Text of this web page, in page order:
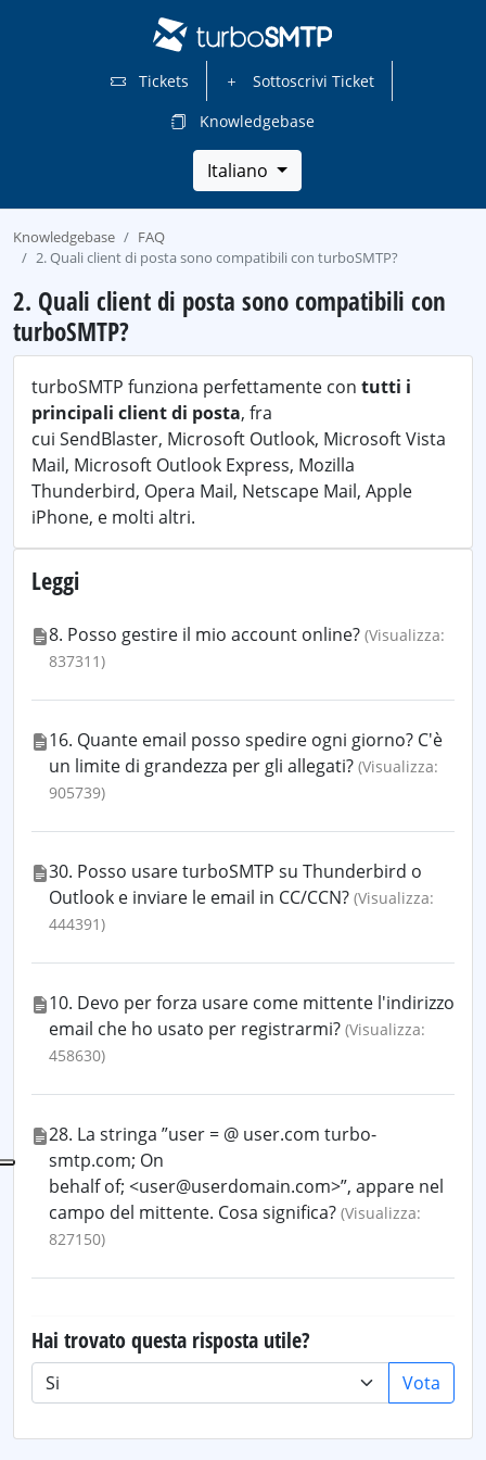
Tickets
Sottoscrivi Ticket
Knowledgebase
Italiano
Knowledgebase
FAQ
2. Quali client di posta sono compatibili con turboSMTP?
2. Quali client di posta sono compatibili con
turboSMTP?
turboSMTP funziona perfettamente con tutti i
principali client di posta, fra
cui SendBlaster, Microsoft Outlook, Microsoft Vista
Mail, Microsoft Outlook Express, Mozilla
Thunderbird, Opera Mail, Netscape Mail, Apple
iPhone, e molti altri.
Leggi
8. Posso gestire il mio account online? (Visualizza:
837311)
16. Quante email posso spedire ogni giorno? C'è
un limite di grandezza per gli allegati? (Visualizza:
905739)
30. Posso usare turboSMTP su Thunderbird o
Outlook e inviare le email in CC/CCN? (Visualizza:
444391)
10. Devo per forza usare come mittente l'indirizzo
email che ho usato per registrarmi? (Visualizza:
458630)
28. La stringa ”user = @ user.com turbo-
smtp.com; On
behalf of; <user@userdomain.com>”, appare nel
campo del mittente. Cosa significa? (Visualizza:
827150)
Hai trovato questa risposta utile?
Vota